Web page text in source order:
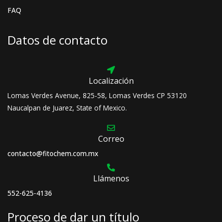
FAQ
Datos de contacto
Localización
Lomas Verdes Avenue, 825-58, Lomas Verdes CP 53120
Naucalpan de Juarez, State of Mexico.
Correo
contacto@fitochem.com.mx
Llámenos
552-625-4136
Proceso de dar un título